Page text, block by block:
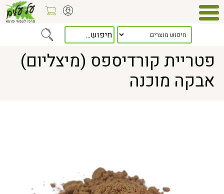
> פטריית קורדיספס (מיצליום) אבקה מוכנה
פטריית קורדיספס (מיצליום)
אבקה מוכנה